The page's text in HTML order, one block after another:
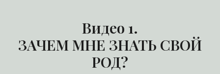
Видео 1.
ЗАЧЕМ МНЕ ЗНАТЬ СВОЙ
РОД?